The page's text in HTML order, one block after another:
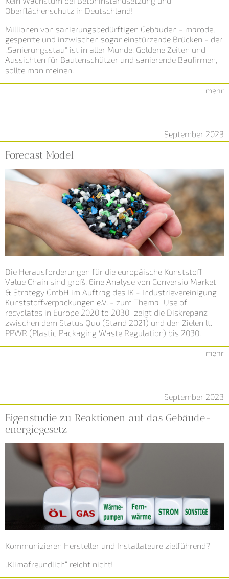
Oberflächenschutz in Deutschland!
Millionen von sanierungsbedürftigen Gebäuden - marode,
gesperrte und inzwischen sogar einstürzende Brücken - der
„Sanierungsstau“ ist in aller Munde: Goldene Zeiten und
Aussichten für Bautenschützer und sanierende Baufirmen,
sollte man meinen.
mehr
September 2023
Forecast Model
Die Herausforderungen für die europäische Kunststoff
Value Chain sind groß. Eine Analyse von Conversio Market
& Strategy GmbH im Auftrag des IK - Industrievereinigung
Kunststoffverpackungen e.V. - zum Thema "Use of
recyclates in Europe 2020 to 2030“ zeigt die Diskrepanz
zwischen dem Status Quo (Stand 2021) und den Zielen lt.
PPWR (Plastic Packaging Waste Regulation) bis 2030.
mehr
September 2023
Eigenstudie zu Reaktionen auf das Gebäude­
energiegesetz
Kommunizieren Hersteller und Installateure zielführend?
„Klimafreundlich“ reicht nicht!